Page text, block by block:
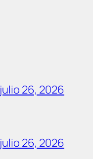
julio 26, 2026
julio 26, 2026